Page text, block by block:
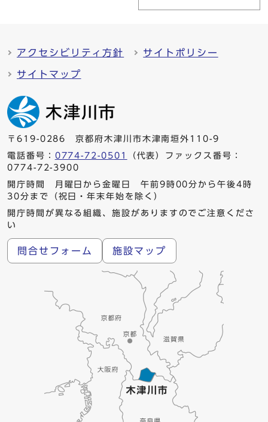
アクセシビリティ方針 サイトポリシー
サイトマップ
〒619-0286 京都府木津川市木津南垣外110-9
電話番号： 0774-72-0501
（代表）ファックス番号：
0774-72-3900
開庁時間 月曜日から金曜日 午前9時00分から午後4時
30分まで（祝日・年末年始を除く）
開庁時間が異なる組織、施設がありますのでご注意くださ
い
問合せフォーム 施設マップ